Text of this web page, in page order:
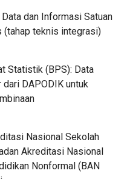
dan Informasi Satuan
(tahap teknis integrasi)
Statistik (BPS): Data
DAPODIK untuk
Nasional Sekolah
Akreditasi Nasional
Nonformal (BAN